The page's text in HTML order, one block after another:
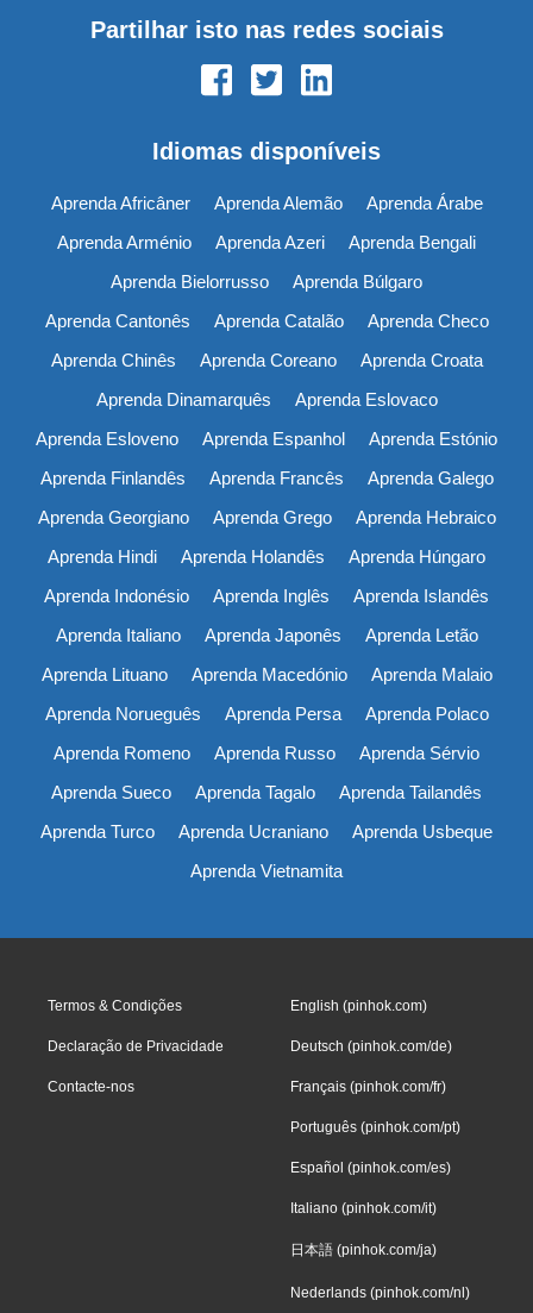
Partilhar isto nas redes sociais
Idiomas disponíveis
Aprenda Africâner Aprenda Alemão
Aprenda Árabe
Aprenda Arménio
Aprenda Azeri
Aprenda Bengali
Aprenda Bielorrusso
Aprenda Búlgaro
Aprenda Cantonês
Aprenda Catalão
Aprenda Checo
Aprenda Chinês
Aprenda Coreano
Aprenda Croata
Aprenda Dinamarquês
Aprenda Eslovaco
Aprenda Esloveno
Aprenda Espanhol
Aprenda Estónio
Aprenda Finlandês
Aprenda Francês
Aprenda Galego
Aprenda Georgiano
Aprenda Grego
Aprenda Hebraico
Aprenda Hindi
Aprenda Holandês
Aprenda Húngaro
Aprenda Indonésio
Aprenda Inglês
Aprenda Islandês
Aprenda Italiano
Aprenda Japonês
Aprenda Letão
Aprenda Lituano
Aprenda Macedónio
Aprenda Malaio
Aprenda Norueguês
Aprenda Persa
Aprenda Polaco
Aprenda Romeno
Aprenda Russo
Aprenda Sérvio
Aprenda Sueco
Aprenda Tagalo
Aprenda Tailandês
Aprenda Turco
Aprenda Ucraniano
Aprenda Usbeque
Aprenda Vietnamita
Termos & Condições
Declaração de Privacidade
Contacte-nos
English (pinhok.com)
Deutsch (pinhok.com/de)
Français (pinhok.com/fr)
Português (pinhok.com/pt)
Español (pinhok.com/es)
Italiano (pinhok.com/it)
日本語 (pinhok.com/ja)
Nederlands (pinhok.com/nl)